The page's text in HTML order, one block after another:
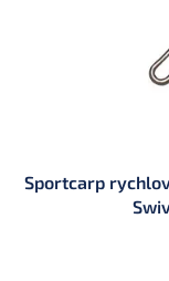
Sportcarp